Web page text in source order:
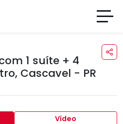
1 suíte + 4
, Cascavel - PR
Vídeo